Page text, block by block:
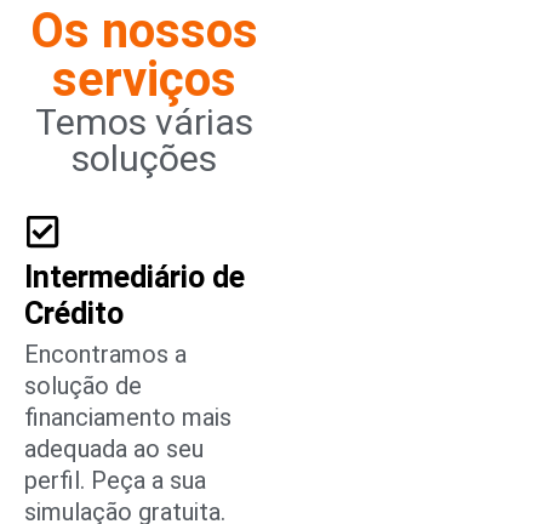
Os nossos
serviços
Temos várias
soluções
Intermediário de
Crédito
Encontramos a
solução de
financiamento mais
adequada ao seu
perfil. Peça a sua
simulação gratuita.